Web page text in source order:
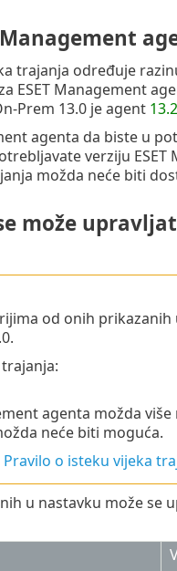
trajanja određuje
ESET Management
Prem 13.0 je agent 13.2
agenta da biste u
verziju ESET
možda neće biti
može upravljati
od onih
agenta možda više
neće biti moguća.
Pravilo o isteku vijeka
u nastavku može se